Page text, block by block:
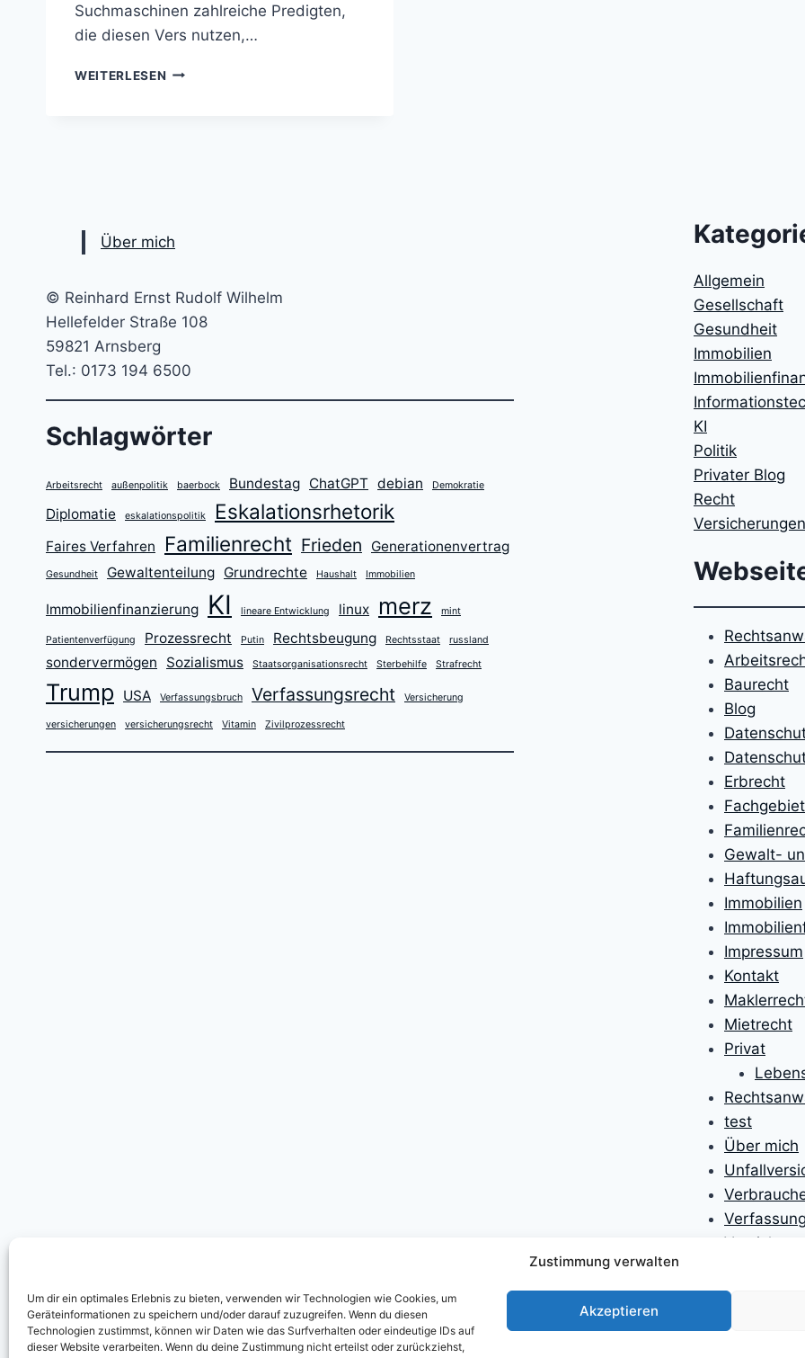
Zustimmung verwalten
Um dir ein optimales Erlebnis zu bieten, verwenden wir Technologien wie Cookies, um
Geräteinformationen zu speichern und/oder darauf zuzugreifen. Wenn du diesen
Technologien zustimmst, können wir Daten wie das Surfverhalten oder eindeutige IDs auf
dieser Website verarbeiten. Wenn du deine Zustimmung nicht erteilst oder zurückziehst,
Akzeptieren
Suchmaschinen zahlreiche Predigten,
die diesen Vers nutzen,…
WEITERLESEN BUT
Über mich
© Reinhard Ernst Rudolf Wilhelm
Hellefelder Straße 108
59821 Arnsberg
Tel.: 0173 194 6500
Schlagwörter
Arbeitsrecht außenpolitik baerbock Bundestag ChatGPT debian Demokratie
Diplomatie eskalationspolitik Eskalationsrhetorik
Faires Verfahren Familienrecht Frieden Generationenvertrag
Gesundheit Gewaltenteilung Grundrechte Haushalt Immobilien
Immobilienfinanzierung KI lineare Entwicklung linux merz mint
Patientenverfügung Prozessrecht Putin Rechtsbeugung Rechtsstaat russland
sondervermögen Sozialismus Staatsorganisationsrecht Sterbehilfe Strafrecht
Trump USA Verfassungsbruch Verfassungsrecht Versicherung
versicherungen versicherungsrecht Vitamin Zivilprozessrecht
Allgemein
Gesellschaft
Gesundheit
Immobilien
KI
Politik
Privater Blog
Recht
Versicherungen
Baurecht
Blog
Erbrecht
Gewalt-
Immobilien
Impressum
Kontakt
Mietrecht
Privat
test
Über mich
Willkommen